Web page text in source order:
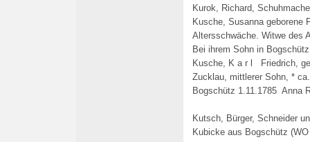
Kurok, Richard,
Kusche, Susanna geborene
Altersschwäche. Witwe des
Bei ihrem Sohn in
Kusche, K a r l Friedrich,
Zucklau, mittlerer Sohn, *
Bogschütz 1.11.1785 Anna
Kutsch, Bürger, Schneider
Kubicke aus Bogschütz